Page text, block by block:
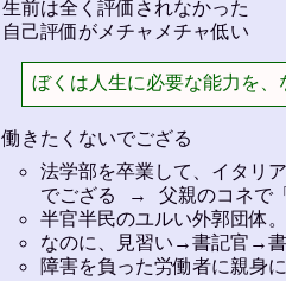
生前は全く評価されなかった
自己評価がメチャメチャ低い
ぼくは人生に必要な能力を
働きたくないでござる
法学部を卒業して、イタ
でござる → 父親のコネで
半官半民のユルい外郭団
なのに、見習い→書記官→書
障害を負った労働者に親身